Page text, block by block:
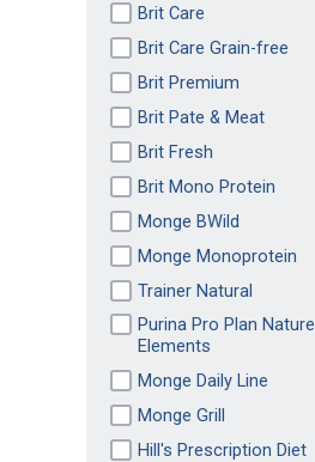
Brit Care
Brit Care Grain-free
Brit Premium
Brit Pate & Meat
Brit Fresh
Brit Mono Protein
Monge BWild
Monge Monoprotein
Trainer Natural
Purina Pro Plan Nature
Elements
Monge Daily Line
Monge Grill
Hill's Prescription Diet